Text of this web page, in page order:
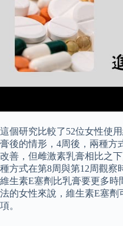
這個研究比較了52位女性使
膏後的情形，4周後，兩種方
改善，但雌激素乳膏相比之
種方式在第8周與第12周觀察
維生素E塞劑比乳膏要更多
法的女性來說，維生素E塞
項。